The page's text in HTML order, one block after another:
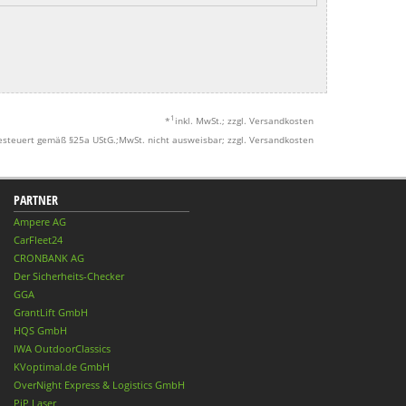
* 1 inkl. MwSt.; zzgl. Versandkosten
gemäß §25a UStG.;MwSt. nicht ausweisbar; zzgl. Versandkosten
PARTNER
Ampere AG
CarFleet24
CRONBANK AG
Der Sicherheits-Checker
GGA
GrantLift GmbH
HQS GmbH
IWA OutdoorClassics
KVoptimal.de GmbH
OverNight Express & Logistics GmbH
PiP Laser